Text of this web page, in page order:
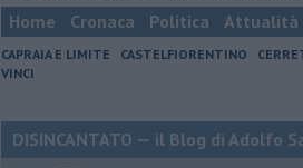
Home Cronaca Politica Attualità
CAPRAIA E LIMITE CASTELFIORENTINO
VINCI
DISINCANTATO — il Blog di Adolfo